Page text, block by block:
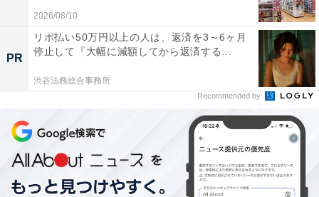
【今日チェックしたい】Appleの人気商品5選
Apple「AirTag 4個入り（第2世代）」
2026/08/10
PR
リボ払い50万円以上の人は、返済を3～6ヶ月
停止して『大幅に減額してから返済する...
渋谷法務総合事務所
Recommended by